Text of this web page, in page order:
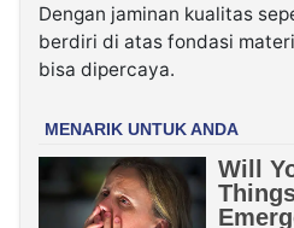
Dengan jaminan kualitas
berdiri di atas fondasi
bisa dipercaya.